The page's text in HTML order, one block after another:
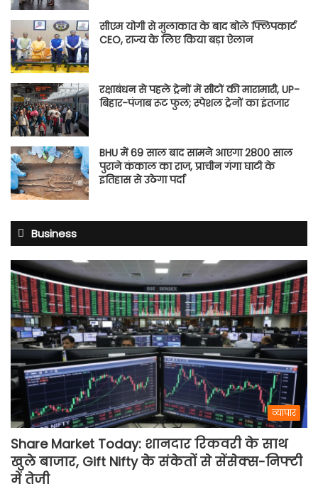
सीएम योगी से मुलाकात के बाद बोले फ्लिपकार्ट
CEO, राज्य के लिए किया बड़ा ऐलान
रक्षाबंधन से पहले ट्रेनों में सीटों की मारामारी, UP-
बिहार-पंजाब रूट फुल; स्पेशल ट्रेनों का इंतजार
BHU में 69 साल बाद सामने आएगा 2800 साल
पुराने कंकाल का राज, प्राचीन गंगा घाटी के
इतिहास से उठेगा पर्दा
Business
व्यापार
Share Market Today: शानदार रिकवरी के साथ
खुले बाजार, Gift Nifty के संकेतों से सेंसेक्स-निफ्टी
में तेजी